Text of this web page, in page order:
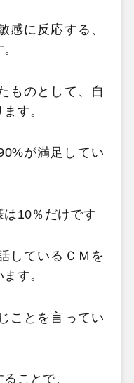
感に反応する、
ものとして、自
す。
が満足してい
10％だけです
しているＣＭを
す。
ことを言ってい
ことで、